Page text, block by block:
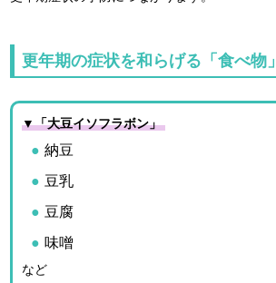
更年期の症状を和らげる「食べ物」
▼「大豆イソフラボン」
納豆
豆乳
豆腐
味噌
など